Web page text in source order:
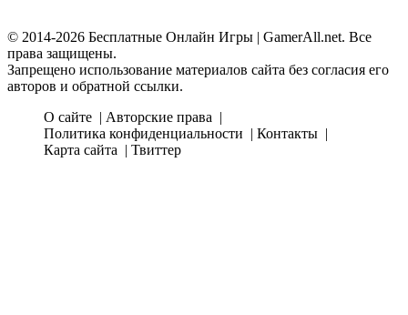
© 2014-2026 Бесплатные Онлайн Игры | GamerAll.net. Все
права защищены.
Запрещено использование материалов сайта без согласия его
авторов и обратной ссылки.
О сайте
Авторские права
Политика конфиденциальности
Контакты
Карта сайта
Твиттер